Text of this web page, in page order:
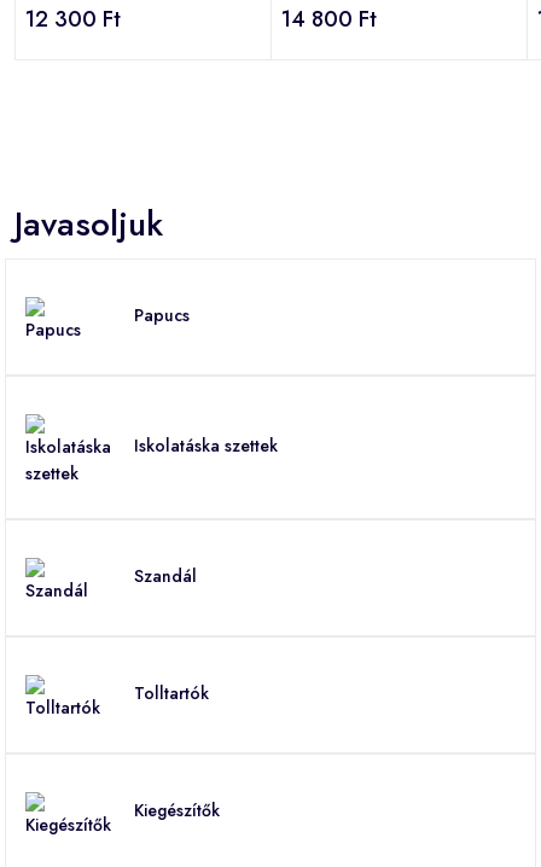
12 300 Ft 14 800 Ft
Javasoljuk
Papucs
Iskolatáska szettek
Szandál
Tolltartók
Kiegészítők